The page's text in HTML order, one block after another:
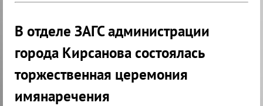
В отделе ЗАГС администрации
города Кирсанова состоялась
торжественная церемония
имянаречения